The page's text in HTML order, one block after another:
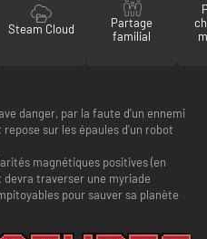
Steam Cloud
Partage
familial
danger, par la faute d'un ennemi
sur les épaules d'un robot
magnétiques positives (en
devra traverser une myriade
pour sauver sa planète